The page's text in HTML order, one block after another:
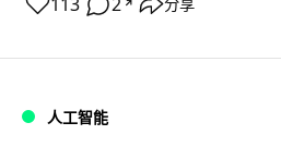
↗
人工智能